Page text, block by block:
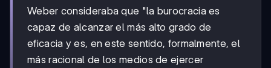
Weber consideraba que "la burocracia es
capaz de alcanzar el más alto grado de
eficacia y es, en este sentido, formalmente, el
más racional de los medios de ejercer